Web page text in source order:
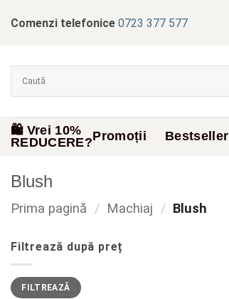
Comenzi telefonice 0723 377 577
🛍️ Vrei 10%
REDUCERE?Promoții Bestseller
Blush
Prima pagină / Machiaj / Blush
Filtrează după preț
Preț
minim
Preț
maxim
FILTREAZĂ